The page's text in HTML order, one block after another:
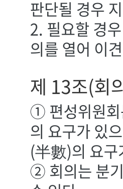
판단될 경우
2. 필요할 경
의를 열어 이
제 13조(회
① 편성위원회
의 요구가 있
(半數)의 요구
② 회의는 분